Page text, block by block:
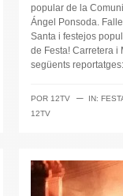
popular de la
Ángel Ponsoda.
Santa i festejos
de Festa! Carretera i
següents
POR 12TV ─ IN:
12TV